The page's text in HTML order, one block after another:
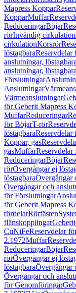
Mapress Koppar
KopparMuffar
ReduceringarBöjar
rörInvändig cirkulation
cirkulationKorsrör
löstagbaraReservdelar
anslutningar, löstagbara
anslutningar, löstagbara
Förslutningar
Anslutningar
Värmeanslutningar
för Geberit Mapress
MuffarReduceringar
för BöjarT-rör
löstagbaraReservdelar
Koppar, gas
gasMuffar
ReduceringarBöjar
rörÖvergångar ej
löstagbaraÖvergångar
Övergångar och
för Förslutningar
för Geberit Mapress
rördelarRörfästen
flänskopplingar
CuNiFeReservdelar
2.1972Muffar
ReduceringarBöjar
rörÖvergångar ej
löstagbaraÖvergångar
Övergångar och
för Genomföringar